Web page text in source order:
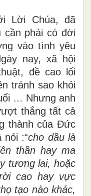
Lời Chúa, đã
cần phải có đời
vào tình yêu
nay, xã hội
đề cao lối
tránh sao khỏi
… Nhưng anh
thắng tất cả
thành của Đức
nói :“cho dầu là
thần hay ma
tương lai, hoặc
cao hay vực
tạo nào khác,